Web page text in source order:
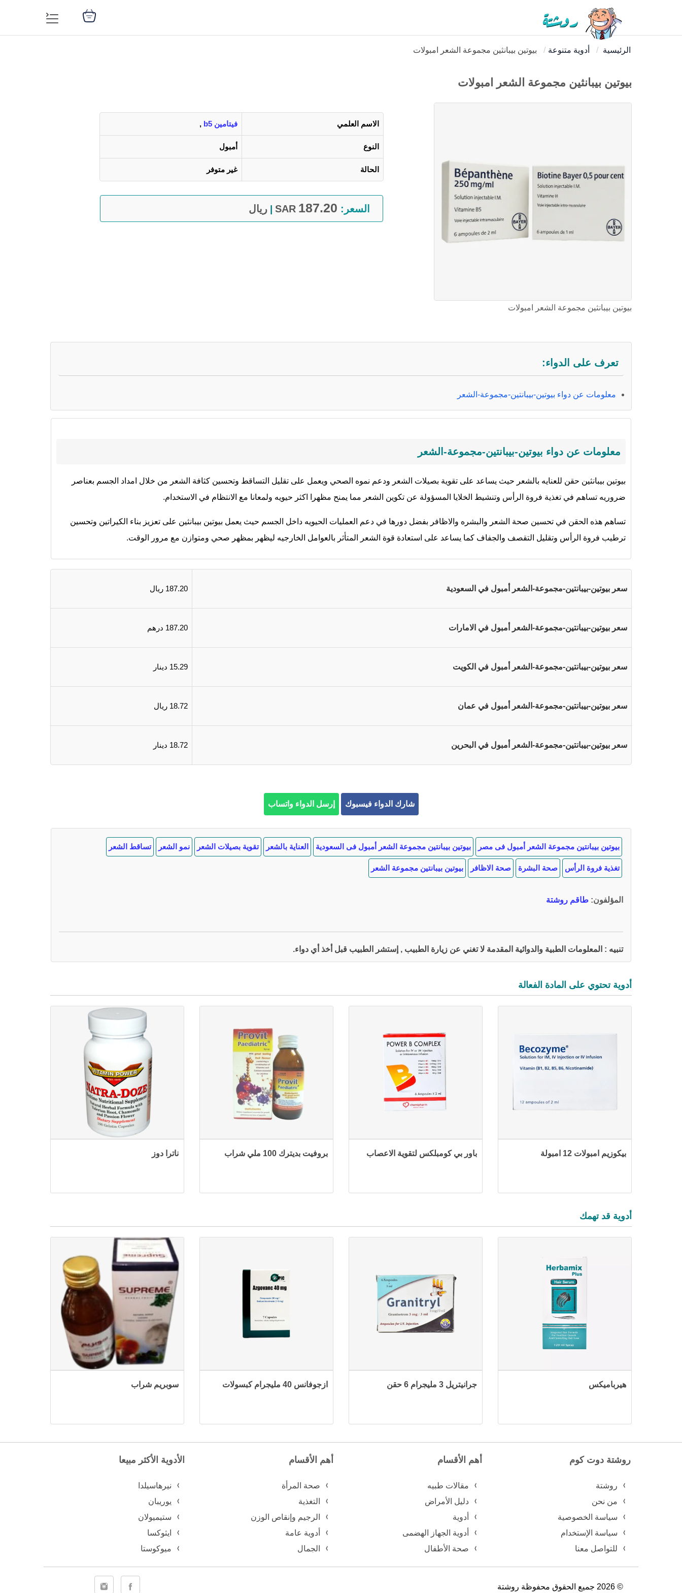
الرئيسية أدوية متنوعة بيوتين بيبانثين مجموعة الشعر امبولات
بيوتين بيبانثين مجموعة الشعر امبولات
بيوتين بيبانثين مجموعة الشعر امبولات
الاسم العلمي فيتامين b5 ,
النوع أمبول
الحالة غير متوفر
السعر: 187.20
SAR ريال
تعرف على الدواء:
معلومات عن دواء بيوتين-بيبانتين-مجموعة-الشعر
معلومات عن دواء بيوتين-بيبانتين-مجموعة-الشعر
بيوتين بيبانثين حقن للعنايه بالشعر حيث يساعد على تقوية بصيلات الشعر ودعم نموه الصحي ويعمل على تقليل التساقط وتحسين كثافة الشعر من خلال امداد الجسم بعناصر
ضروريه تساهم في تغذية فروة الرأس وتنشيط الخلايا المسؤولة عن تكوين الشعر مما يمنح مظهرا اكثر حيويه ولمعانا مع الانتظام في الاستخدام.
تساهم هذه الحقن في تحسين صحة الشعر والبشره والاظافر بفضل دورها في دعم العمليات الحيويه داخل الجسم حيث يعمل بيوتين بيبانثين على تعزيز بناء الكيراتين وتحسين
ترطيب فروة الرأس وتقليل التقصف والجفاف كما يساعد على استعادة قوة الشعر المتأثر بالعوامل الخارجيه ليظهر بمظهر صحي ومتوازن مع مرور الوقت.
سعر بيوتين-بيبانتين-مجموعة-الشعر أمبول في السعودية 187.20 ريال
سعر بيوتين-بيبانتين-مجموعة-الشعر أمبول في الامارات 187.20 درهم
سعر بيوتين-بيبانتين-مجموعة-الشعر أمبول في الكويت 15.29 دينار
سعر بيوتين-بيبانتين-مجموعة-الشعر أمبول في عمان 18.72 ريال
سعر بيوتين-بيبانتين-مجموعة-الشعر أمبول في البحرين 18.72 دينار
شارك الدواء فيسبوك إرسل الدواء واتساب
بيوتين بيبانتين مجموعة الشعر أمبول فى مصر بيوتين بيبانتين مجموعة الشعر أمبول فى السعودية العناية بالشعر تقوية بصيلات الشعر نمو الشعر تساقط الشعر
تغذية فروة الرأس صحة البشرة صحة الاظافر بيوتين بيبانتين مجموعة الشعر
المؤلفون: طاقم روشتة
تنبيه : المعلومات الطبية والدوائية المقدمة لا تغني عن زيارة الطبيب , إستشر الطبيب قبل أخذ أي دواء.
أدوية تحتوي على المادة الفعالة
بيكوزيم امبولات 12 امبولة باور بي كومبلكس لتقوية الاعصاب بروفيت بديترك 100 ملي شراب ناترا دوز
أدوية قد تهمك
هيرباميكس جرانيتريل 3 مليجرام 6 حقن ازجوفانس 40 مليجرام كبسولات سوبريم شراب
روشتة دوت كوم
روشتة
من نحن
سياسة الخصوصية
سياسة الإستخدام
للتواصل معنا
أهم الأقسام
مقالات طبيه
دليل الأمراض
أدوية
أدوية الجهاز الهضمى
صحة الأطفال
أهم الأقسام
صحة المرأة
التغذية
الرجيم وإنقاص الوزن
أدوية عامة
الجمال
الأدوية الأكثر مبيعا
نيرهاسيلدا
يوريبان
ستيميولان
ايثوكسا
ميوكوستا
© 2026 جميع الحقوق محفوظة روشتة